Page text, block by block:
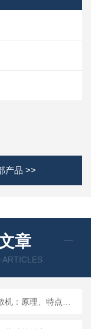
产品 >>
章
ARTICLES